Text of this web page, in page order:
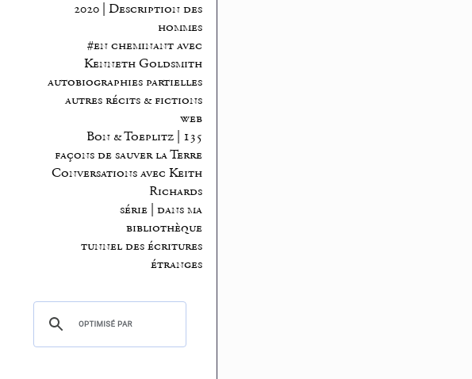
2020 | Description des
hommes
#en cheminant avec
Kenneth Goldsmith
autobiographies partielles
autres récits & fictions
web
Bon & Toeplitz | 135
façons de sauver la Terre
Conversations avec Keith
Richards
série | dans ma
bibliothèque
tunnel des écritures
étranges